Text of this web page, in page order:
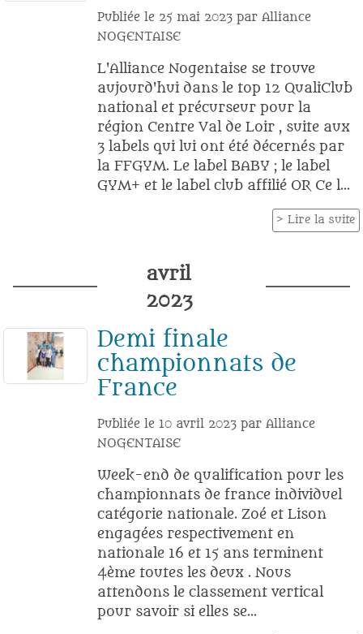
Publiée le 25 mai 2023 par Alliance
NOGENTAISE
L'Alliance Nogentaise se trouve
aujourd'hui dans le top 12 QualiClub
national et précurseur pour la
région Centre Val de Loir , suite aux
3 labels qui lui ont été décernés par
la FFGYM. Le label BABY ; le label
GYM+ et le label club affilié OR Ce l...
Lire la suite
avril
2023
Demi finale
championnats de
France
Publiée le 10 avril 2023 par Alliance
NOGENTAISE
Week-end de qualification pour les
championnats de france individuel
catégorie nationale. Zoé et Lison
engagées respectivement en
nationale 16 et 15 ans terminent
4ème toutes les deux . Nous
attendons le classement vertical
pour savoir si elles se...